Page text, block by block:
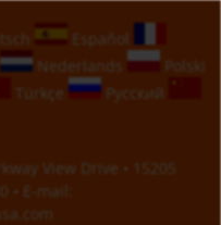
Español
Nederlands
Polski
Türkçe
Русский
View Drive • 15205
• E-mail: